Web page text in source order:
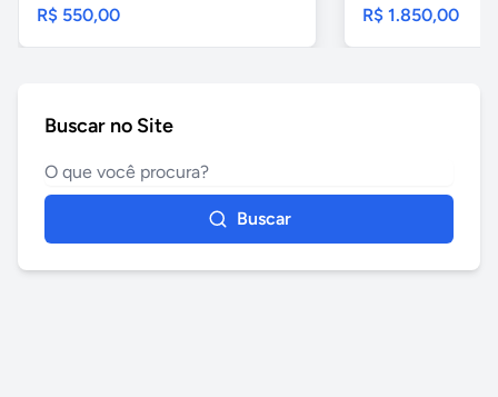
R$ 550,00 R$ 1.850,00
Buscar no Site
Buscar